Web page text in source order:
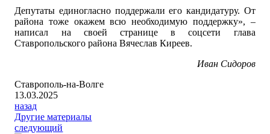
Депутаты единогласно поддержали его кандидатуру. От
района тоже окажем всю необходимую поддержку», –
написал на своей странице в соцсети глава
Ставропольского района Вячеслав Киреев.
Иван Сидоров
Ставрополь-на-Волге
13.03.2025
назад
Другие материалы
следующий